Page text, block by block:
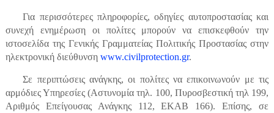
Για περισσότερες πληροφορίες,οδηγίες αυτοπροστασίαςκαι
συνεχή ενημέρωση οι πολίτες μπορούν να επισκεφθούν την
ιστοσελίδα της Γενικής Γραμματείας Πολιτικής Προστασίας στην
ηλεκτρονική διεύθυνση www.civilprotection.gr.
Σε περιπτώσεις ανάγκης, οι πολίτες να επικοινωνούν με τις
αρμόδιες Υπηρεσίες (Αστυνομία τηλ. 100, Πυροσβεστική τηλ 199,
Αριθμός Επείγουσας Ανάγκης 112, ΕΚΑΒ 166).Επίσης, σε